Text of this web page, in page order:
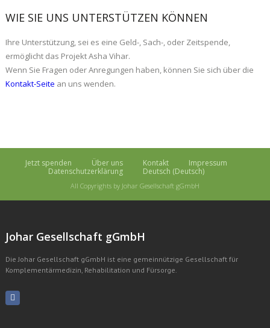
WIE SIE UNS UNTERSTÜTZEN KÖNNEN
Ihre Unterstützung, sei es eine Geld-, Sach-, oder Zeitspende,
ermöglicht das Projekt Asha Vihar.
Wenn Sie Fragen oder Anregungen haben, können Sie sich über die
Kontakt-Seite an uns wenden.
Jetzt spenden Über uns Kontakt
Impressum
Datenschutzerklärung
Deutsch (Deutsch)
All Copyrights by Johar Gesellschaft gGmbH
Johar Gesellschaft gGmbH
Die Johar Gesellschaft gGmbH ist eine gemeinnützige Gesellschaft für
Komplementärmedizin, Rehabilitation und Fürsorge.